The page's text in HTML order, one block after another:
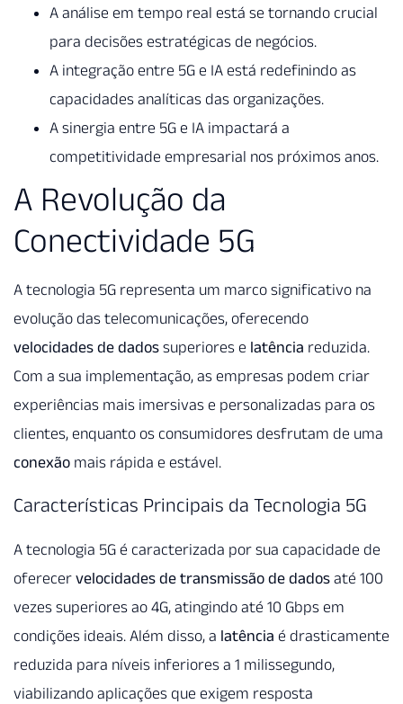
A análise em tempo real está se tornando crucial
para decisões estratégicas de negócios.
A integração entre 5G e IA está redefinindo as
capacidades analíticas das organizações.
A sinergia entre 5G e IA impactará a
competitividade empresarial nos próximos anos.
A Revolução da
Conectividade 5G
A tecnologia 5G representa um marco significativo na
evolução das telecomunicações, oferecendo
velocidades de dados superiores e latência reduzida.
Com a sua implementação, as empresas podem criar
experiências mais imersivas e personalizadas para os
clientes, enquanto os consumidores desfrutam de uma
conexão mais rápida e estável.
Características Principais da Tecnologia 5G
A tecnologia 5G é caracterizada por sua capacidade de
oferecer velocidades de transmissão de dados até 100
vezes superiores ao 4G, atingindo até 10 Gbps em
condições ideais. Além disso, a latência é drasticamente
reduzida para níveis inferiores a 1 milissegundo,
viabilizando aplicações que exigem resposta